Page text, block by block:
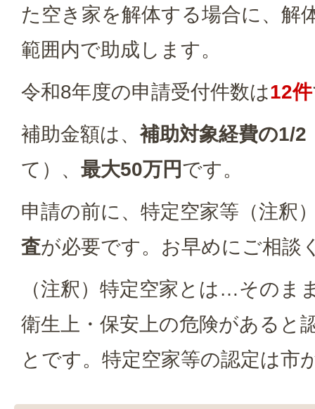
た空き家を解体する場合に、解
範囲内で助成します。
令和8年度の申請受付件数は12件
補助金額は、補助対象経費の1/2
て）、 最大50万円です。
申請の前に、特定空家等（注釈
査が必要です。お早めにご相談
（注釈）特定空家とは…そのま
衛生上・保安上の危険があると
とです。特定空家等の認定は市